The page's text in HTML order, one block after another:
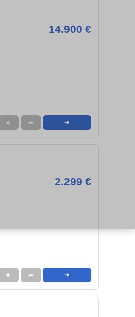
14.900 €
★ ➦ ➜
2.299 €
★ ➦ ➜